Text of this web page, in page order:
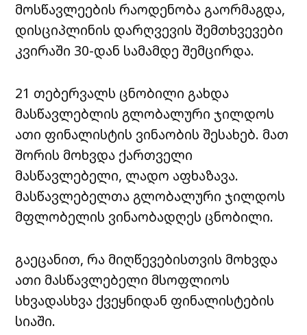
მოსწავლეების რაოდენობა გაორმაგდა,
დისციპლინის დარღვევის შემთხვევები
კვირაში 30-დან სამამდე შემცირდა.
21 თებერვალს ცნობილი გახდა
მასწავლებლის გლობალური ჯილდოს
ათი ფინალისტის ვინაობის შესახებ. მათ
შორის მოხვდა ქართველი
მასწავლებელი, ლადო აფხაზავა.
მასწავლებელთა გლობალური ჯილდოს
მფლობელის ვინაობადღეს ცნობილი.
გაეცანით, რა მიღწევებისთვის მოხვდა
ათი მასწავლებელი მსოფლიოს
სხვადასხვა ქვეყნიდან ფინალისტების
სიაში.